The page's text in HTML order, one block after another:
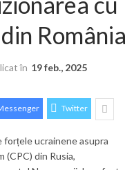
România
în 19 feb., 2025
Twitter
ucrainene asupra
din Rusia,